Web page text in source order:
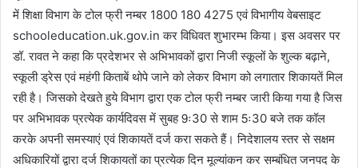
में शिक्षा विभाग के टोल फ्री नम्बर 1800 180 4275 एवं विभागीय वेबसाइट
schooleducation.uk.gov.in कर विधिवत शुभारम्भ किया। इस अवसर पर
डॉ. रावत ने कहा कि प्रदेशभर से अभिभावकों द्वारा निजी स्कूलों के शुल्क बढ़ाने,
स्कूली ड्रेस एवं महंगी किताबें थोपे जाने को लेकर विभाग को लगातार शिकायतें मिल
रही है। जिसको देखते हुये विभाग द्वारा एक टोल फ्री नम्बर जारी किया गया है जिस
पर अभिभावक प्रत्येक कार्यदिवस में सुबह 9ः30 से शाम 5ः30 बजे तक कॉल
करके अपनी समस्याएं एवं शिकायतें दर्ज करा सकते हैं। निदेशालय स्तर से सक्षम
अधिकारियों द्वारा दर्ज शिकायतों का प्रत्येक दिन मूल्यांकन कर सम्बंधित जनपद के